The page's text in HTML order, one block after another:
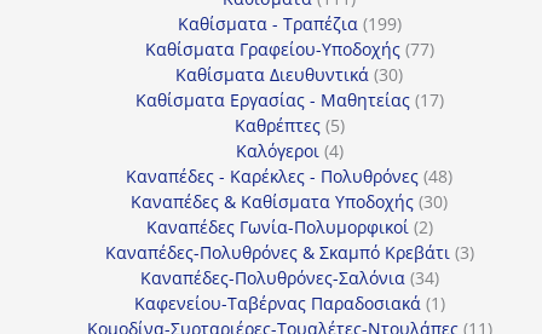
προϊόντα
Καθίσματα - Τραπέζια 199199
προϊόντα
Καθίσματα Γραφείου-Υποδοχής 7777
Καθίσματα Διευθυντικά 3030
προϊόντα
Καθίσματα Εργασίας - Μαθητείας 1717
Καθρέπτες 55
προϊόντα
Καλόγεροι 44
προϊόντα
Καναπέδες - Καρέκλες - Πολυθρόνες 4848
προϊόντα
Καναπέδες & Καθίσματα Υποδοχής 3030
Καναπέδες Γωνία-Πολυμορφικοί 22
προϊόντα
Καναπέδες-Πολυθρόνες & Σκαμπό Κρεβάτι 33
Καναπέδες-Πολυθρόνες-Σαλόνια 3434
προϊόντα
Καφενείου-Ταβέρνας Παραδοσιακά 11
προϊόν
Κομοδίνα-Συρταριέρες-Τουαλέτες-Ντουλάπες 1111